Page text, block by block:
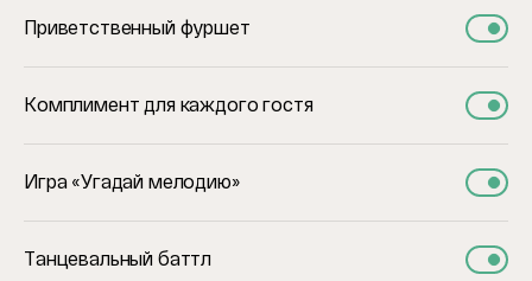
Приветственный фуршет
Комплимент для каждого гостя
Игра «Угадай мелодию»
Танцевальный баттл